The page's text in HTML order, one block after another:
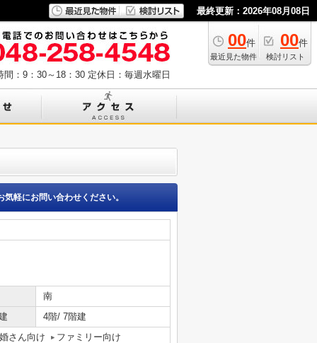
最終更新：2026年08月08日
00件
最近見た物件
00件
検討リスト
間：9：30～18：30 定休日：毎週水曜日
気軽にお問い合わせください。
南
4階/ 7階建
さん向け
ファミリー向け